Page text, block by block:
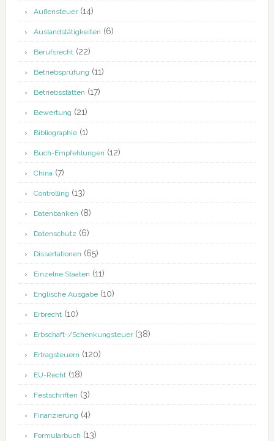
Außensteuer(14)
Auslandstätigkeiten (6)
Berufsrecht(22)
Betriebsprüfung (11)
Betriebsstätten (17)
Bewertung (21)
Bibliographie(1)
Buch-Empfehlungen (12)
China(7)
Controlling (13)
Datenbanken (8)
Datenschutz (6)
Dissertationen (65)
Einzelne Staaten (11)
Englische Ausgabe(10)
Erbrecht(10)
Erbschaft-/Schenkungsteuer(38)
Ertragsteuern (120)
EU-Recht(18)
Festschriften (3)
Finanzierung (4)
Formularbuch (13)